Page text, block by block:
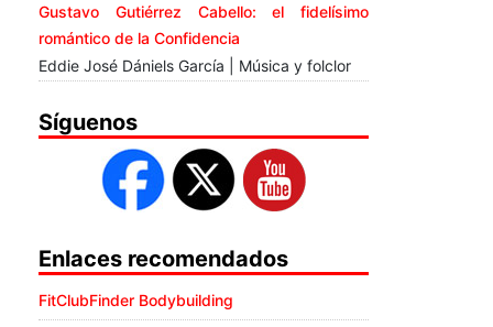
Gustavo Gutiérrez Cabello: el fidelísimo
romántico de la Confidencia
Eddie José Dániels García | Música y folclor
Síguenos
Enlaces recomendados
FitClubFinder Bodybuilding